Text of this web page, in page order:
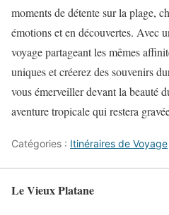
moments de détente sur la plage,
émotions et en découvertes. Avec
voyage partageant les mêmes
uniques et créerez des souvenirs
vous émerveiller devant la beauté
aventure tropicale qui restera
Catégories : Itinéraires de Voyage
Le Vieux Platane